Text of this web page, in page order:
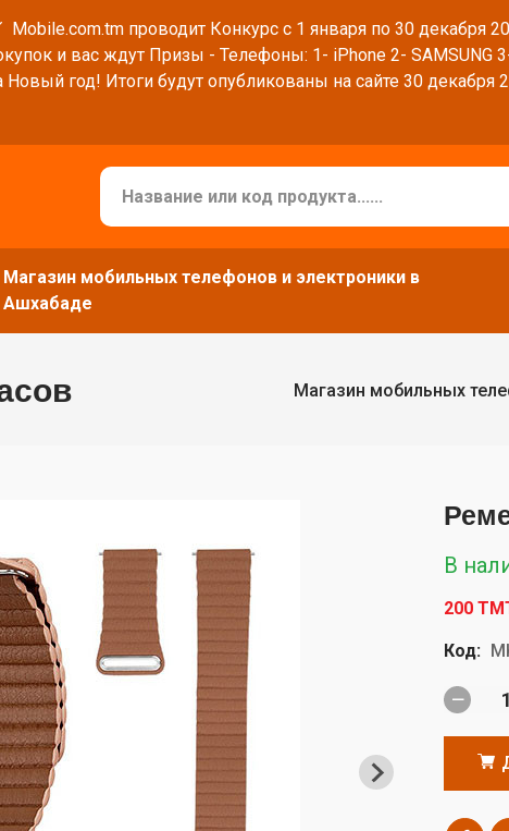
Mobile.com.tm проводит Конкурс с 1 января по 30 декабря
и вас ждут Призы - Телефоны: 1- iPhone 2- SAMSUNG
Новый год! Итоги будут опубликованы на сайте 30 декабря
Магазин мобильных телефонов и электроники в
Ашхабаде
Магазин мобильных
В
200
Код: